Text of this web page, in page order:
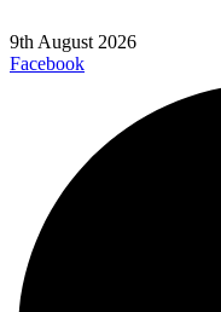
9th August 2026
Facebook